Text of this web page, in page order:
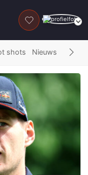
DONEER
shots Nieuws Fails